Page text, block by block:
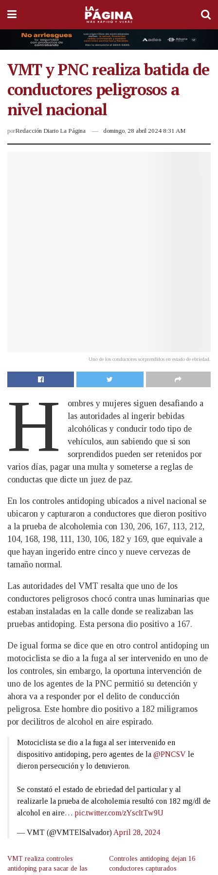
VMT y PNC realiza batida de
conductores peligrosos a
nivel nacional
porRedacción Diario La Página domingo, 28 abril 2024 8:31 AM
Uno de los conductores sorprendidos en estado de ebriedad.
H
ombres y mujeres siguen desafiando a
las autoridades al ingerir bebidas
alcohólicas y conducir todo tipo de
vehículos, aun sabiendo que si son
sorprendidos pueden ser retenidos por
varios días, pagar una multa y someterse a reglas de
conductas que dicte un juez de paz.
En los controles antidoping ubicados a nivel nacional se
ubicaron y capturaron a conductores que dieron positivo
a la prueba de alcoholemia con 130, 206, 167, 113, 212,
104, 168, 198, 111, 130, 106, 182 y 169, que equivale a
que hayan ingerido entre cinco y nueve cervezas de
tamaño normal.
Las autoridades del VMT resalta que uno de los
conductores peligrosos chocó contra unas luminarias que
estaban instaladas en la calle donde se realizaban las
pruebas antidoping. Esta persona dio positivo a 167.
De igual forma se dice que en otro control antidoping un
motociclista se dio a la fuga al ser intervenido en uno de
los controles, sin embargo, la oportuna intervención de
uno de los agentes de la PNC permitió su detención y
ahora va a responder por el delito de conducción
peligrosa. Este hombre dio positivo a 182 miligramos
por decilitros de alcohol en aire espirado.
Motociclista se dio a la fuga al ser intervenido en
dispositivo antidoping, pero agentes de la @PNCSV le
dieron persecución y lo detuvieron.
Se constató el estado de ebriedad del particular y al
realizarle la prueba de alcoholemia resultó con 182 mg/dl de
alcohol en aire… pic.twitter.com/zYscItTw9U
— VMT (@VMTElSalvador) April 28, 2024
VMT realiza controles
antidoping para sacar de las
Controles antidoping dejan 16
conductores capturados